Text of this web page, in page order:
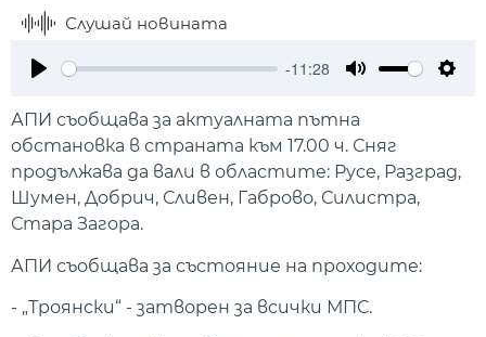
Слушай новината
-11:28
АПИ съобщава за актуалната пътна
обстановка в страната към 17.00 ч. Сняг
продължава да вали в областите: Русе, Разград,
Шумен, Добрич, Сливен, Габрово, Силистра,
Стара Загора.
АПИ съобщава за състояние на проходите:
- „Троянски“ - затворен за всички МПС.